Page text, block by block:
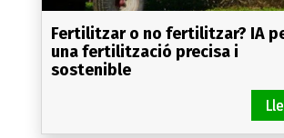
Fertilitzar o no fertilitzar? IA
una fertilització precisa i
sostenible